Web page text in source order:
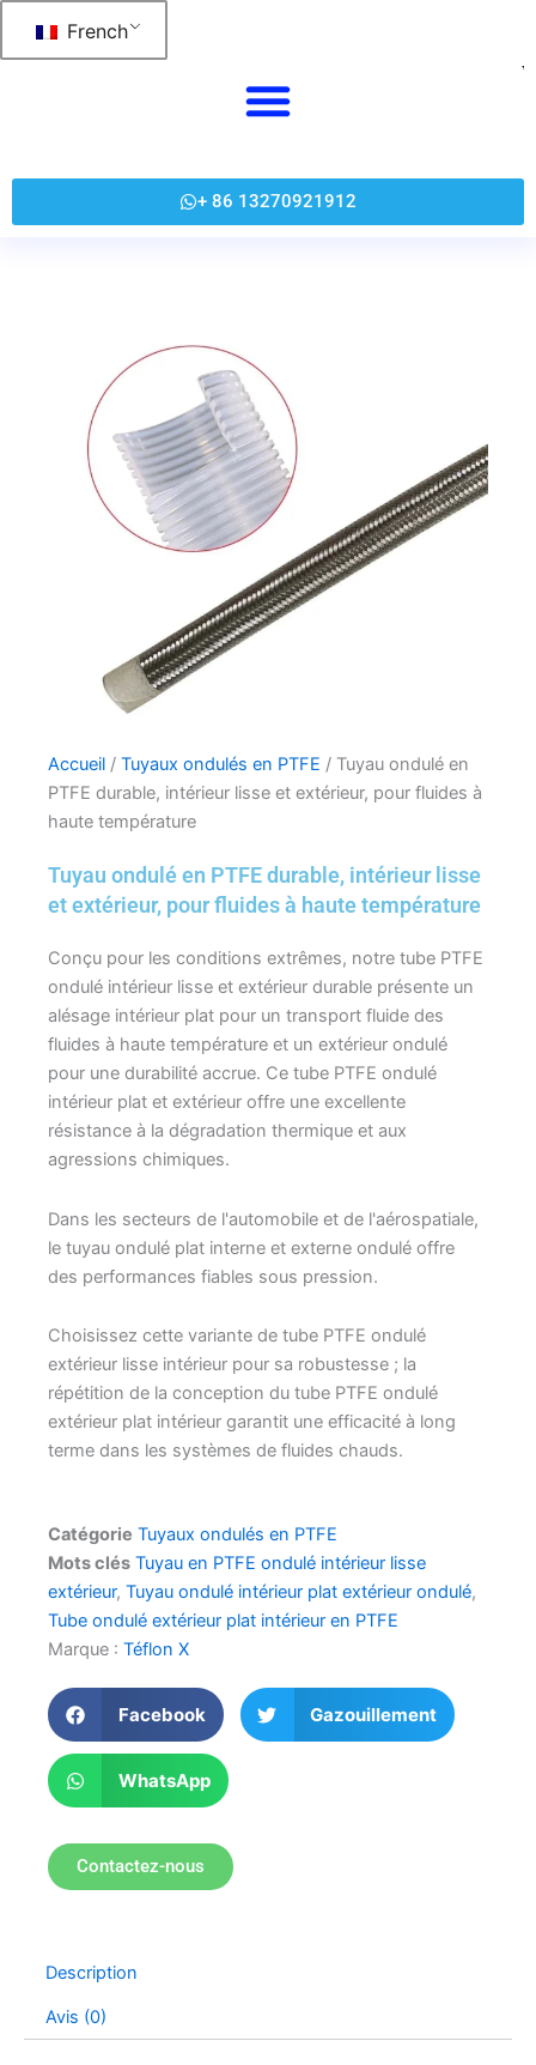
French
+ 86 13270921912
Accueil / Tuyaux ondulés en PTFE / Tuyau ondulé en
PTFE durable, intérieur lisse et extérieur, pour fluides à
haute température
Tuyau ondulé en PTFE durable, intérieur lisse
et extérieur, pour fluides à haute température
Conçu pour les conditions extrêmes, notre tube PTFE
ondulé intérieur lisse et extérieur durable présente un
alésage intérieur plat pour un transport fluide des
fluides à haute température et un extérieur ondulé
pour une durabilité accrue. Ce tube PTFE ondulé
intérieur plat et extérieur offre une excellente
résistance à la dégradation thermique et aux
agressions chimiques.
Dans les secteurs de l'automobile et de l'aérospatiale,
le tuyau ondulé plat interne et externe ondulé offre
des performances fiables sous pression.
Choisissez cette variante de tube PTFE ondulé
extérieur lisse intérieur pour sa robustesse ; la
répétition de la conception du tube PTFE ondulé
extérieur plat intérieur garantit une efficacité à long
terme dans les systèmes de fluides chauds.
Catégorie Tuyaux ondulés en PTFE
Mots clés Tuyau en PTFE ondulé intérieur lisse
extérieur, Tuyau ondulé intérieur plat extérieur ondulé,
Tube ondulé extérieur plat intérieur en PTFE
Marque : Téflon X
Facebook Gazouillement
WhatsApp
Contactez-nous
Description
Avis (0)